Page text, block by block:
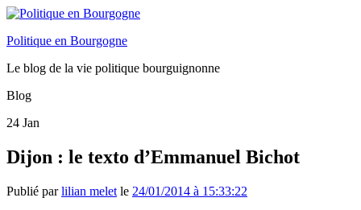
Politique en Bourgogne
Le blog de la vie politique bourguignonne
Blog
24 Jan
Dijon : le texto d’Emmanuel Bichot
Publié parlilian melet le 24/01/2014 à 15:33:22